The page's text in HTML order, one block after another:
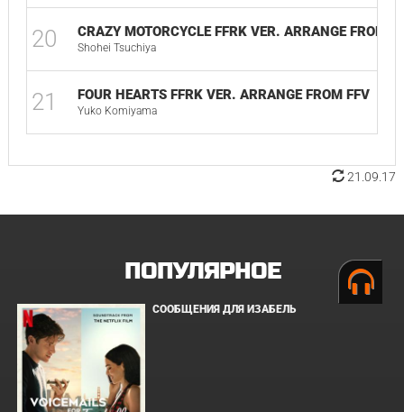
20 CRAZY MOTORCYCLE FFRK VER. ARRANGE FROM
Shohei Tsuchiya
21 FOUR HEARTS FFRK VER. ARRANGE FROM FFV
Yuko Komiyama
21.09.17
ПОПУЛЯРНОЕ
СООБЩЕНИЯ ДЛЯ ИЗАБЕЛЬ